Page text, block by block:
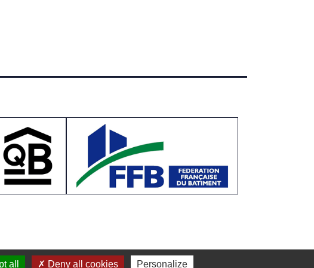
all Deny all cookies Personalize